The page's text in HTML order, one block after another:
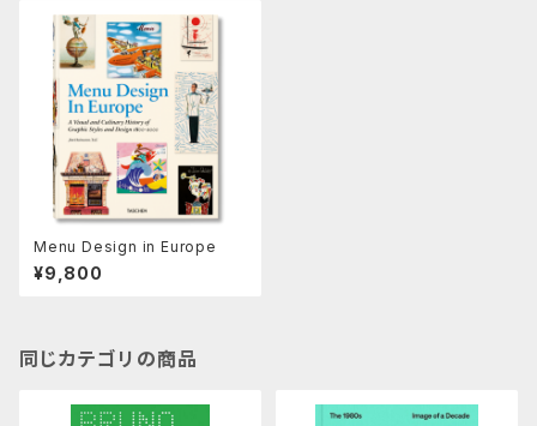
Menu Design in Europe
¥9,800
同じカテゴリの商品